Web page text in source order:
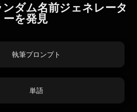
ダム名前ジェネレータ
ーを発見
執筆プロンプト
単語